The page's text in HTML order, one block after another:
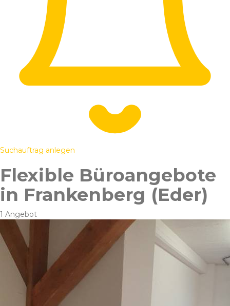
Suchauftrag anlegen
Flexible Büroangebote
in Frankenberg (Eder)
1 Angebot